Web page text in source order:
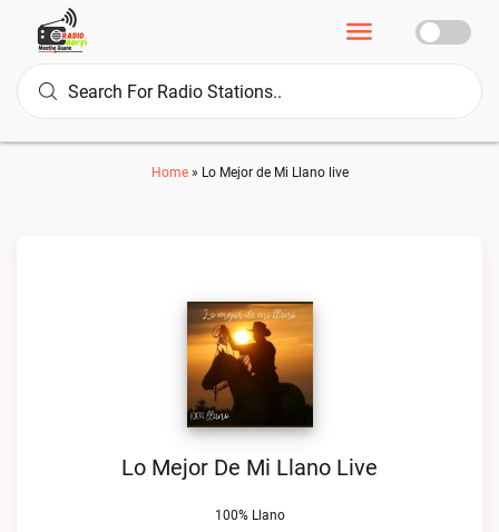
Home» Lo Mejor de Mi Llano live
Lo Mejor De Mi Llano Live
100% Llano